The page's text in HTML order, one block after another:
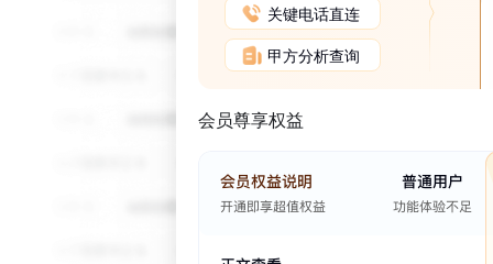
关键电话直连
甲方分析查询
会员尊享权益